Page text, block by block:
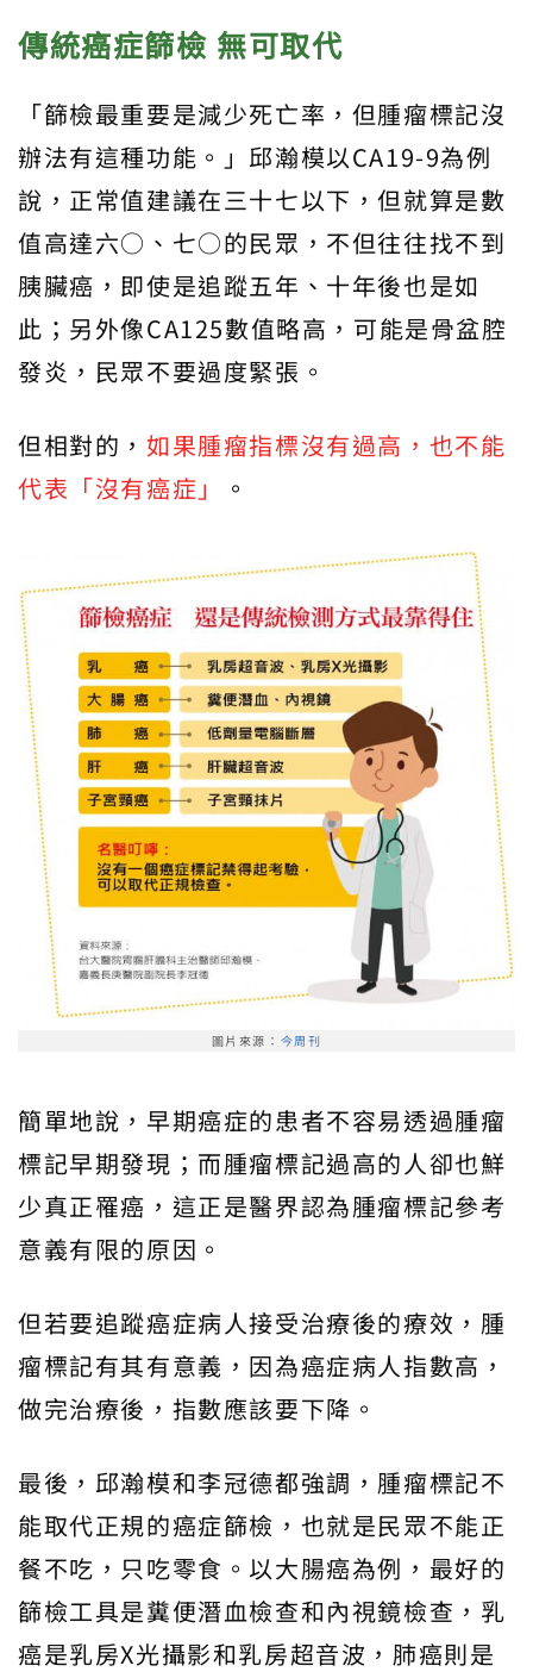
傳統癌症篩檢 無可取代
「篩檢最重要是減少死亡率，但腫瘤標記沒
辦法有這種功能。」邱瀚模以CA19-9為例
說，正常值建議在三十七以下，但就算是數
值高達六○、七○的民眾，不但往往找不到
胰臟癌，即使是追蹤五年、十年後也是如
此；另外像CA125數值略高，可能是骨盆腔
發炎，民眾不要過度緊張。
但相對的， 如果腫瘤指標沒有過高，也不能
代表「沒有癌症」
。
圖片來源： 今周刊
簡單地說，早期癌症的患者不容易透過腫瘤
標記早期發現；而腫瘤標記過高的人卻也鮮
少真正罹癌，這正是醫界認為腫瘤標記參考
意義有限的原因。
但若要追蹤癌症病人接受治療後的療效，腫
瘤標記有其有意義，因為癌症病人指數高，
做完治療後，指數應該要下降。
最後，邱瀚模和李冠德都強調，腫瘤標記不
能取代正規的癌症篩檢，也就是民眾不能正
餐不吃，只吃零食。以大腸癌為例，最好的
篩檢工具是糞便潛血檢查和內視鏡檢查，乳
癌是乳房X光攝影和乳房超音波，肺癌則是